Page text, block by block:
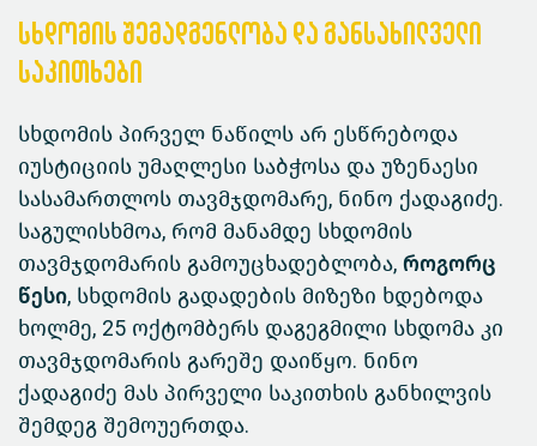
სხდომის შემადგენლობა და განსახილველი
საკითხები
სხდომის პირველ ნაწილს არ ესწრებოდა
იუსტიციის უმაღლესი საბჭოსა და უზენაესი
სასამართლოს თავმჯდომარე, ნინო ქადაგიძე.
საგულისხმოა, რომ მანამდე სხდომის
თავმჯდომარის გამოუცხადებლობა, როგორც
წესი, სხდომის გადადების მიზეზი ხდებოდა
ხოლმე, 25 ოქტომბერს დაგეგმილი სხდომა კი
თავმჯდომარის გარეშე დაიწყო. ნინო
ქადაგიძე მას პირველი საკითხის განხილვის
შემდეგ შემოუერთდა.